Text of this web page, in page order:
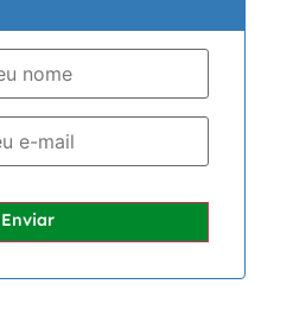
Enviar